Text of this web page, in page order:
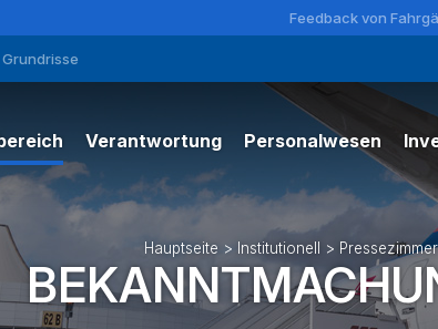
Feedback von
Grundrisse
Verantwortung
Unsere Verantwortlichkeiten
Gemeinschaftsbeziehungen
Personalwesen
Hauptseite > Institutionell > Pressezimmer